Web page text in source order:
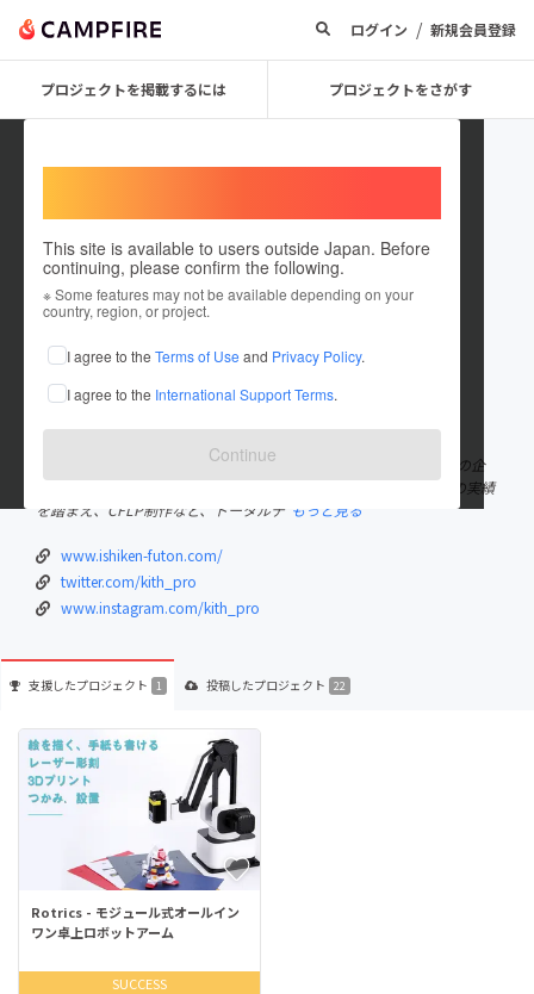
ログイン / 新規会員登録
プロジェクトを掲載するには プロジェクトをさがす
This site is available to users outside Japan. Before
continuing, please confirm the following.
※ Some features may not be available depending on your
country, region, or project.
I agree to the Terms of Use and Privacy Policy.
I agree to the International Support Terms.
Continue
kith production
これまでに1回支援して22件のプロジェクトを投稿しています
在住国：日本 現在地：広島県
出身国：日本 出身地：広島県
KITH-PRODUCTION 企画、開発専門のプロデュース会社。新商品の企
画、開発を進め、販売戦略と設計をディレクション。CFにて多くの実績
を踏まえ、CFLP制作など、トータルデ もっと見る
www.ishiken-futon.com/
twitter.com/kith_pro
www.instagram.com/kith_pro
支援したプロジェクト 1 投稿したプロジェクト 22
Rotrics - モジュール式オールイン
ワン卓上ロボットアーム
SUCCESS